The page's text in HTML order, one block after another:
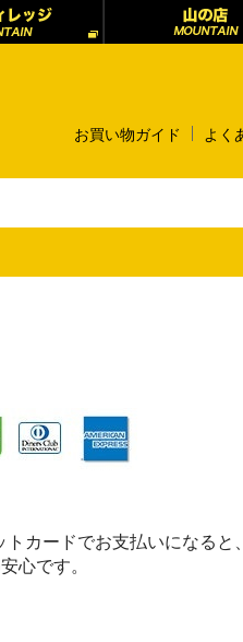
お買い物ガイド よく
カードでお支払いになる
心です。